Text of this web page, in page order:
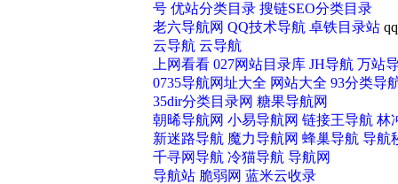
号 优站分类目录 搜链SEO分类目录
老六导航网 QQ技术导航 卓铁目录站
云导航 云导航
上网看看 027网站目录库 JH导航 万站
0735导航网址大全 网站大全 93分类导
35dir分类目录网 糖果导航网
朝晞导航网 小易导航网 链接王导航 林
新迷路导航 魔力导航网 蜂巢导航 导航
千寻网导航 冷猫导航 导航网
导航站 脆弱网 蓝米云收录